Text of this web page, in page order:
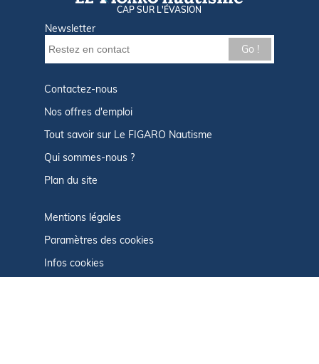
CAP SUR L'ÉVASION
Newsletter
Go !
Contactez-nous
Nos offres d'emploi
Tout savoir sur Le FIGARO Nautisme
Qui sommes-nous ?
Plan du site
Mentions légales
Paramètres des cookies
Infos cookies